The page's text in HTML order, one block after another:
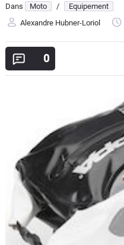
Equipement
Avis
Marques
Services
Auto
Dans Moto /
Equipement
Alexandre Hubner-Loriol
0